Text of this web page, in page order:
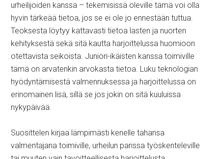
urheilijoiden kanssa – tekemisissä oleville tämä voi olla
hyvin tärkeää tietoa, jos se ei ole jo ennestään tuttua.
Teoksesta löytyy kattavasti tietoa lasten ja nuorten
kehityksestä sekä sitä kautta harjoittelussa huomioon
otettavista seikoista. Juniori-ikäisten kanssa toimiville
tämä on arvatenkin arvokasta tietoa. Luku teknologian
hyödyntämisestä valmennuksessa ja harjoittelussa on
erinomainen lisä, sillä se jos jokin on sitä kuuluissa
nykypäivää.
Suosittelen kirjaa lämpimästi kenelle tahansa
valmentajana toimiville, urheilun parissa työskenteleville